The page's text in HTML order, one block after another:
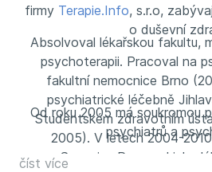
firmy Terapie.Info, s.r.o,
o duševní
Absolvoval lékařskou fakultu,
psychoterapii. Pracoval na
fakultní nemocnice Brno
psychiatrické léčebně
Studentském zdravotním
2005). V letech 2004-
o.s. Sananim. Pracoval jako
Od roku 2005 má soukromou
psychiatrů a
číst více